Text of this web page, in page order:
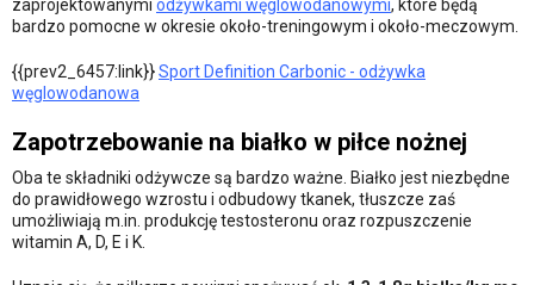
zaprojektowanymi odżywkami węglowodanowymi, które będą
bardzo pomocne w okresie około-treningowym i około-meczowym.
{{prev2_6457:link}}Sport Definition Carbonic - odżywka
węglowodanowa
Zapotrzebowanie na białko w piłce nożnej
Oba te składniki odżywcze są bardzo ważne. Białko jest niezbędne
do prawidłowego wzrostu i odbudowy tkanek, tłuszcze zaś
umożliwiają m.in. produkcję testosteronu oraz rozpuszczenie
witamin A, D, E i K.